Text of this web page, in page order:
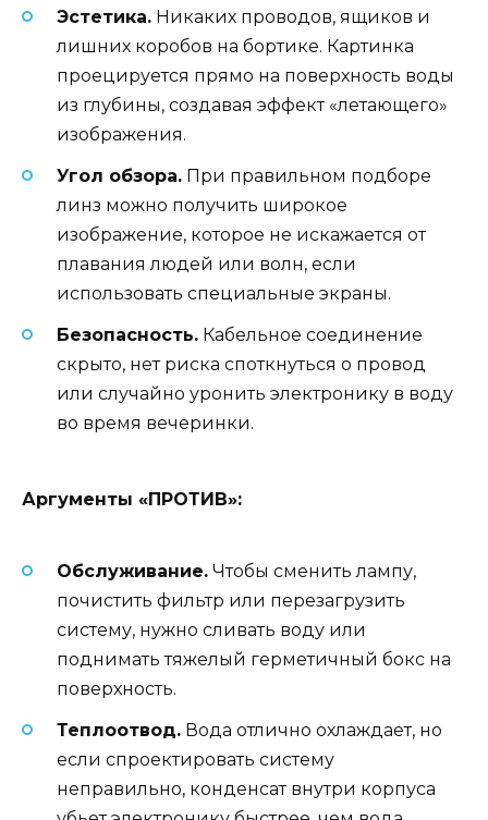
Эстетика. Никаких проводов, ящиков и
лишних коробов на бортике. Картинка
проецируется прямо на поверхность воды
из глубины, создавая эффект «летающего»
изображения.
Угол обзора. При правильном подборе
линз можно получить широкое
изображение, которое не искажается от
плавания людей или волн, если
использовать специальные экраны.
Безопасность. Кабельное соединение
скрыто, нет риска споткнуться о провод
или случайно уронить электронику в воду
во время вечеринки.
Аргументы «ПРОТИВ»:
Обслуживание. Чтобы сменить лампу,
почистить фильтр или перезагрузить
систему, нужно сливать воду или
поднимать тяжелый герметичный бокс на
поверхность.
Теплоотвод. Вода отлично охлаждает, но
если спроектировать систему
неправильно, конденсат внутри корпуса